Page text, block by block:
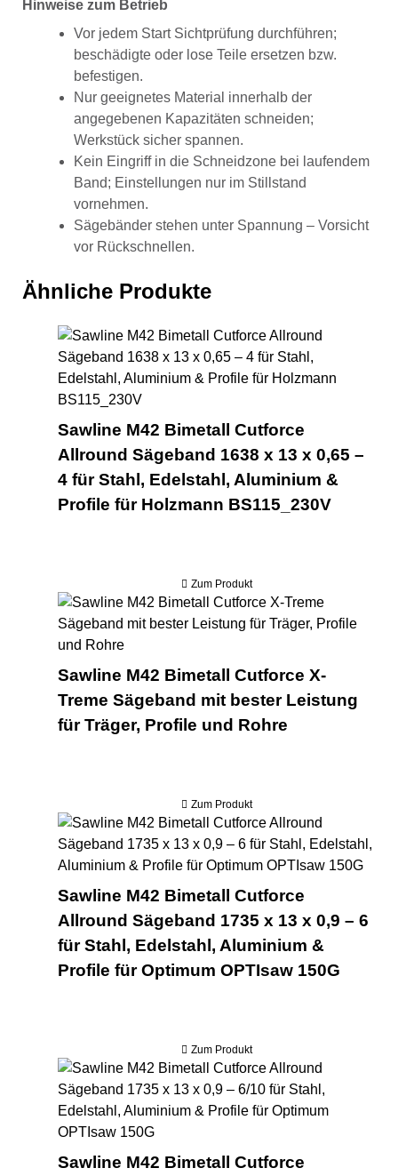
Hinweise zum Betrieb
Vor jedem Start Sichtprüfung durchführen;
beschädigte oder lose Teile ersetzen bzw.
befestigen.
Nur geeignetes Material innerhalb der
angegebenen Kapazitäten schneiden;
Werkstück sicher spannen.
Kein Eingriff in die Schneidzone bei laufendem
Band; Einstellungen nur im Stillstand
vornehmen.
Sägebänder stehen unter Spannung – Vorsicht
vor Rückschnellen.
Ähnliche Produkte
Sawline M42 Bimetall Cutforce
Allround Sägeband 1638 x 13 x 0,65 –
4 für Stahl, Edelstahl, Aluminium &
Profile für Holzmann BS115_230V
Zum Produkt
Sawline M42 Bimetall Cutforce X-
Treme Sägeband mit bester Leistung
für Träger, Profile und Rohre
Zum Produkt
Sawline M42 Bimetall Cutforce
Allround Sägeband 1735 x 13 x 0,9 – 6
für Stahl, Edelstahl, Aluminium &
Profile für Optimum OPTIsaw 150G
Zum Produkt
Sawline M42 Bimetall Cutforce